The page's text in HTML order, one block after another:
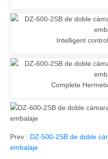
Intelligent
Complete
Prev : DZ-500-2SB de doble
embalaje